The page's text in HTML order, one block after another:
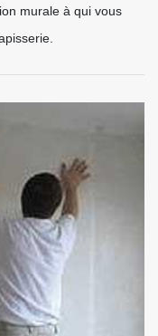
murale à qui vous